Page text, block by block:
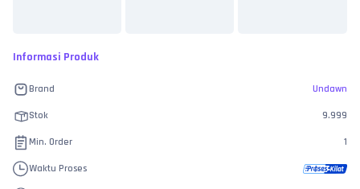
Informasi Produk
Brand Undawn
Stok 9.999
Min. Order 1
Waktu Proses